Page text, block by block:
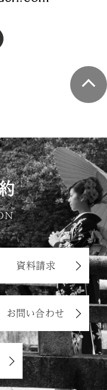
資料請求
お問い合わせ